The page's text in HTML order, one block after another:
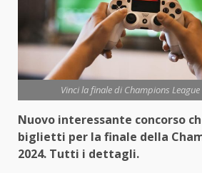
Vinci la finale di Champions
Nuovo interessante concorso
biglietti per la finale della
2024. Tutti i dettagli.